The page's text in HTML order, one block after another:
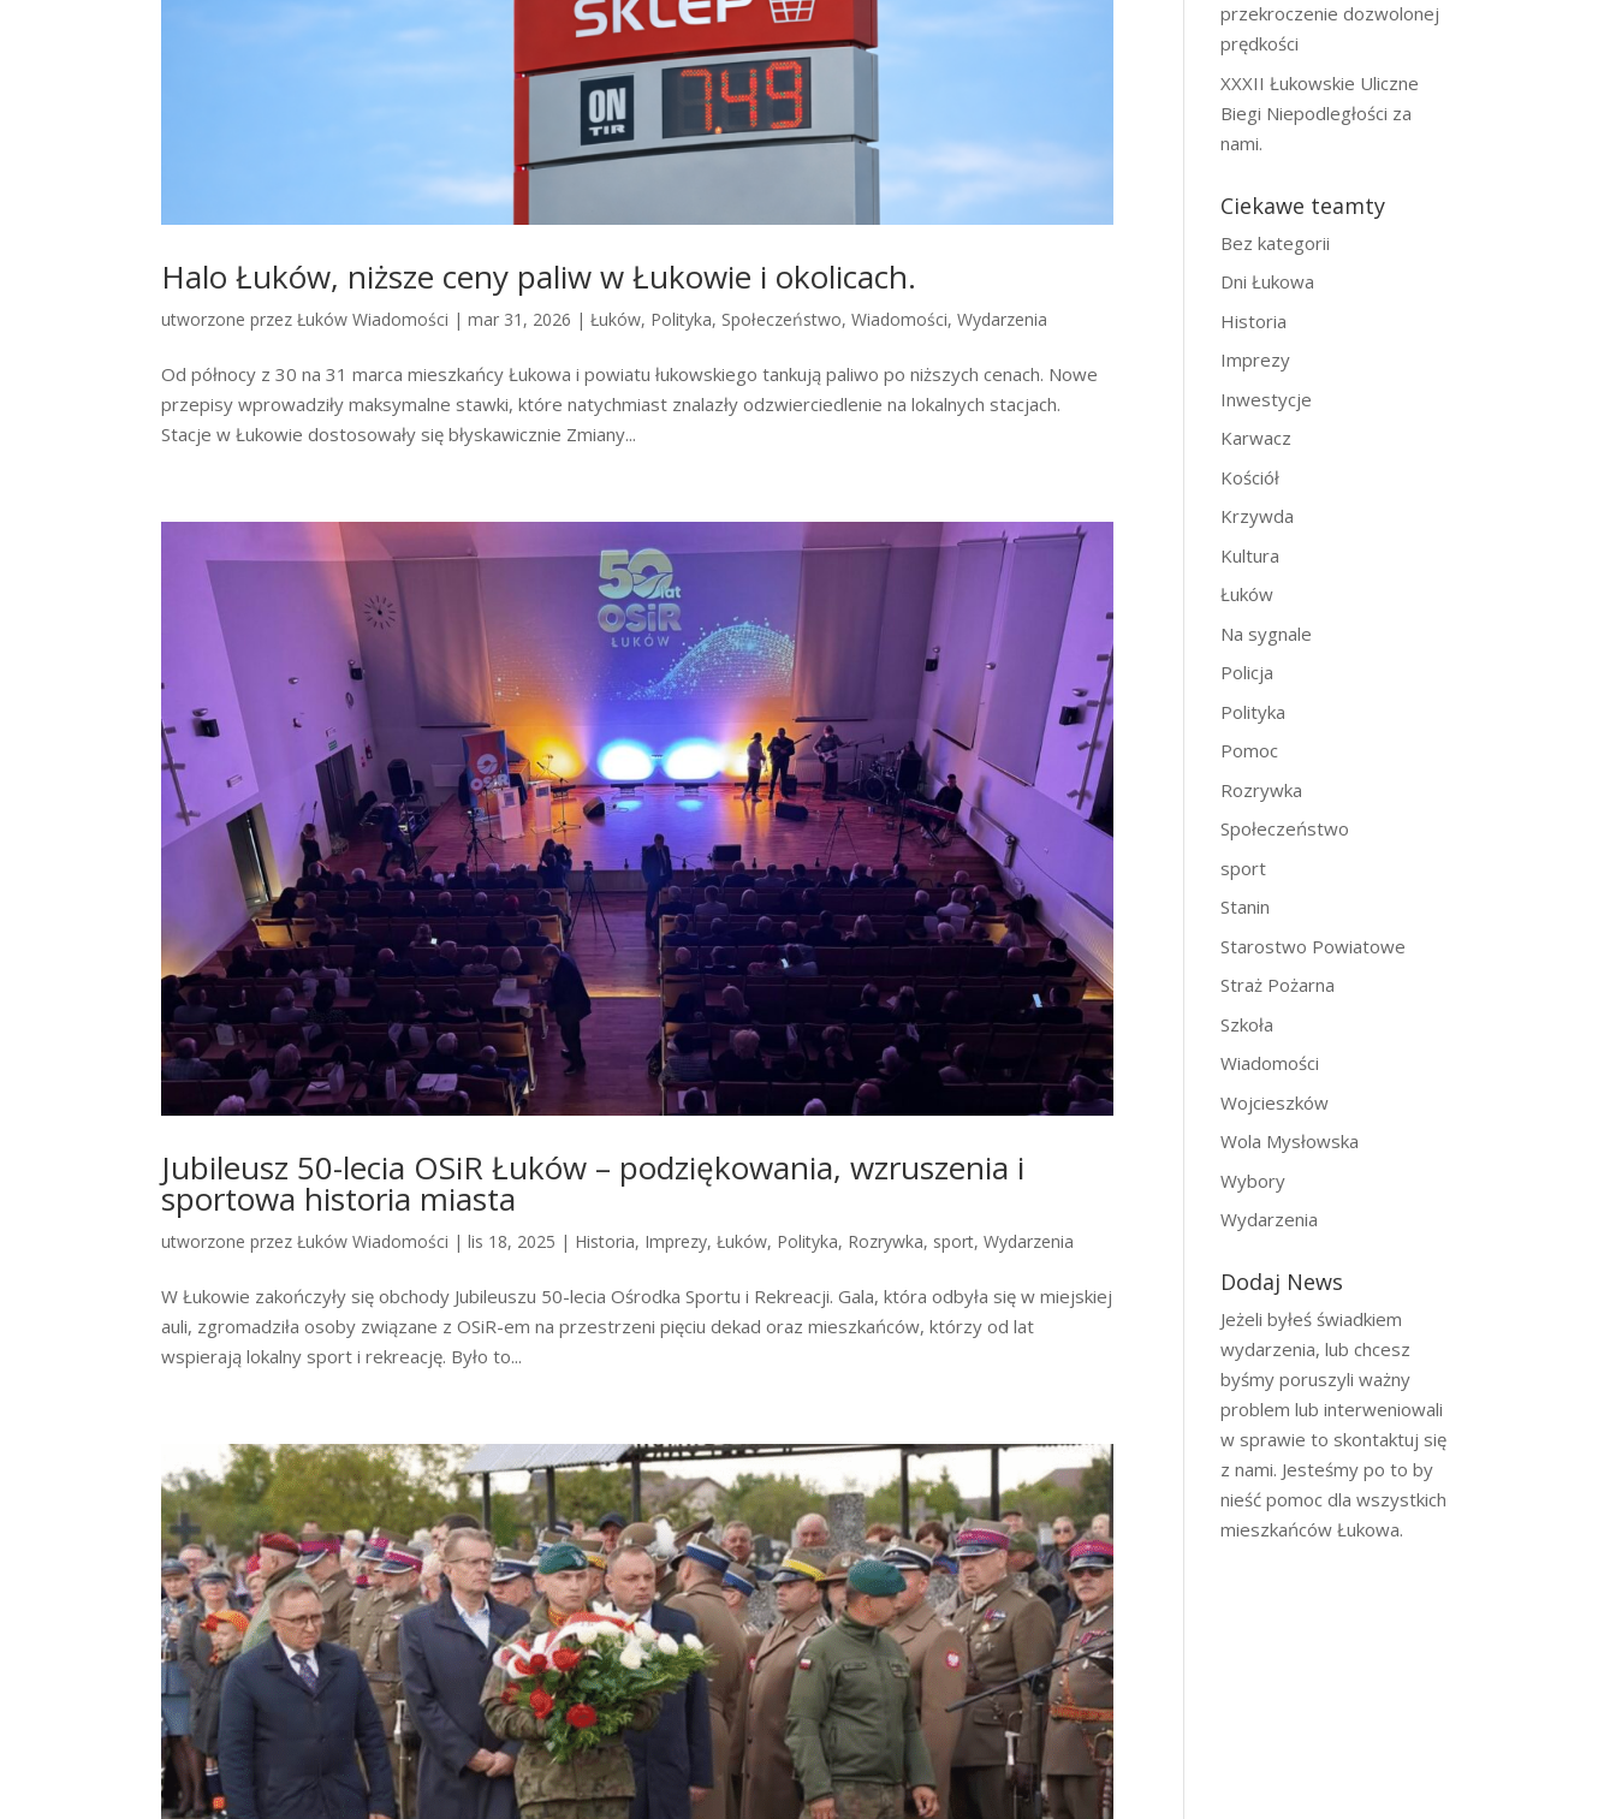
Halo Łuków, niższe ceny paliw w Łukowie i okolicach.
utworzone przezŁuków Wiadomości |mar 31, 2026 |Łuków, Polityka, Społeczeństwo,Wiadomości,Wydarzenia
Od północy z 30 na 31 marca mieszkańcy Łukowa i powiatu łukowskiego tankują paliwo po niższych cenach. Nowe
przepisy wprowadziły maksymalne stawki, które natychmiast znalazły odzwierciedlenie na lokalnych stacjach.
Stacje w Łukowie dostosowały się błyskawicznie Zmiany...
Jubileusz 50-lecia OSiR Łuków – podziękowania, wzruszenia i
sportowa historia miasta
utworzone przezŁuków Wiadomości |lis 18, 2025 | Historia, Imprezy,Łuków, Polityka, Rozrywka, sport,Wydarzenia
W Łukowie zakończyły się obchody Jubileuszu 50-lecia Ośrodka Sportu i Rekreacji. Gala, która odbyła się w miejskiej
auli, zgromadziła osoby związane z OSiR-em na przestrzeni pięciu dekad oraz mieszkańców, którzy od lat
wspierają lokalny sport i rekreację. Było to...
przekroczenie dozwolonej
prędkości
XXXII Łukowskie Uliczne
Biegi Niepodległości za
nami.
Ciekawe teamty
Bez kategorii
Dni Łukowa
Historia
Imprezy
Inwestycje
Karwacz
Kościół
Krzywda
Kultura
Łuków
Na sygnale
Policja
Polityka
Pomoc
Rozrywka
Społeczeństwo
sport
Stanin
Starostwo Powiatowe
Straż Pożarna
Szkoła
Wiadomości
Wojcieszków
Wola Mysłowska
Wybory
Wydarzenia
Dodaj News
Jeżeli byłeś świadkiem
wydarzenia, lub chcesz
byśmy poruszyli ważny
problem lub interweniowali
w sprawie to skontaktuj się
z nami. Jesteśmy po to by
nieść pomoc dla wszystkich
mieszkańców Łukowa.